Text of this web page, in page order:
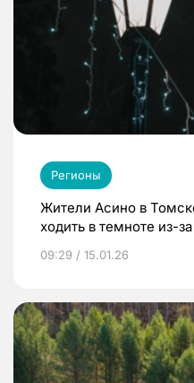
Регионы
Жители Асино в
ходить в темноте из-
09:29 / 15.01.26